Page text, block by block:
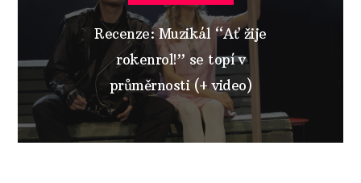
Recenze: Muzikál “Ať žije
rokenrol!” se topí v
průměrnosti (+ video)